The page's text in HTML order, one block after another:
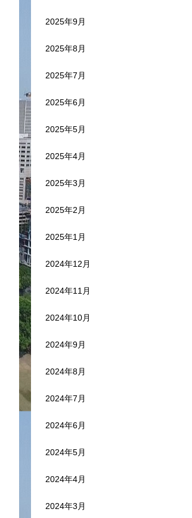
2025年9月
2025年8月
2025年7月
2025年6月
2025年5月
2025年4月
2025年3月
2025年2月
2025年1月
2024年12月
2024年11月
2024年10月
2024年9月
2024年8月
2024年7月
2024年6月
2024年5月
2024年4月
2024年3月